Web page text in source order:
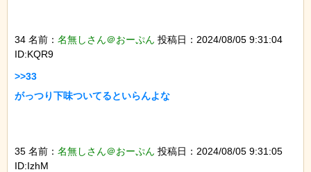
34 名前： 名無しさん＠おーぷん 投稿日：2024/08/05 9:31:04
ID:KQR9
>>33
がっつり下味ついてるといらんよな
35 名前： 名無しさん＠おーぷん 投稿日：2024/08/05 9:31:05
ID:IzhM